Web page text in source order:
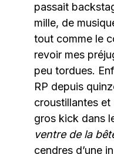
passait
mille, de
tout comme le
revoir mes
peu tordues.
RP depuis
croustillantes et
gros kick dans
ventre de la
cendres d’une